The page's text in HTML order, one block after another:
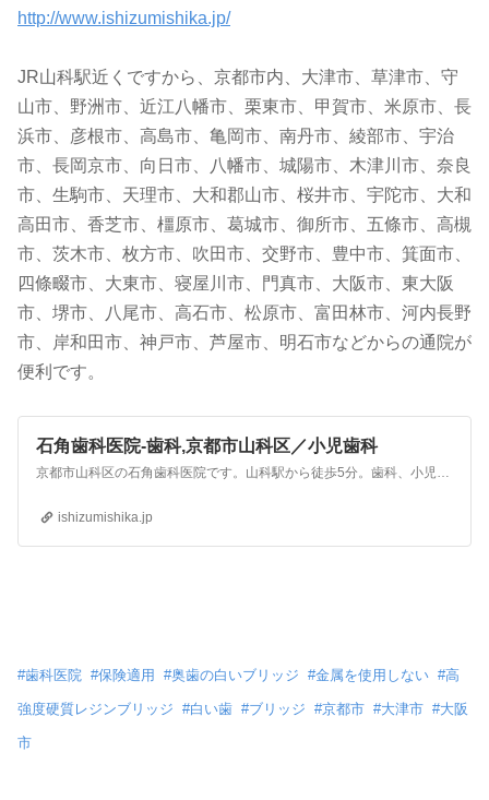
http://www.ishizumishika.jp/
JR山科駅近くですから、京都市内、大津市、草津市、守
山市、野洲市、近江八幡市、栗東市、甲賀市、米原市、長
浜市、彦根市、高島市、亀岡市、南丹市、綾部市、宇治
市、長岡京市、向日市、八幡市、城陽市、木津川市、奈良
市、生駒市、天理市、大和郡山市、桜井市、宇陀市、大和
高田市、香芝市、橿原市、葛城市、御所市、五條市、高槻
市、茨木市、枚方市、吹田市、交野市、豊中市、箕面市、
四條畷市、大東市、寝屋川市、門真市、大阪市、東大阪
市、堺市、八尾市、高石市、松原市、富田林市、河内長野
市、岸和田市、神戸市、芦屋市、明石市などからの通院が
便利です。
石角歯科医院-歯科,京都市山科区／小児歯科
京都市山科区の石角歯科医院です。山科駅から徒歩5分。歯科、小児歯科
ishizumishika.jp
#歯科医院 #保険適用 #奥歯の白いブリッジ #金属を使用しない #高
強度硬質レジンブリッジ #白い歯 #ブリッジ #京都市 #大津市 #大阪
市